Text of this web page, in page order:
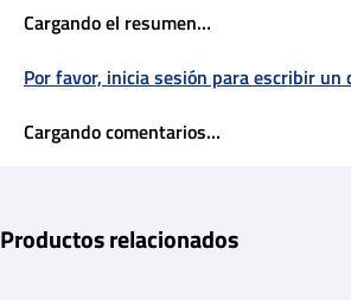
Cargando el resumen…
Por favor, inicia sesión para escribir un
Cargando comentarios…
Productos relacionados